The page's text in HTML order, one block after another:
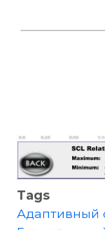
Tags
Адаптивный